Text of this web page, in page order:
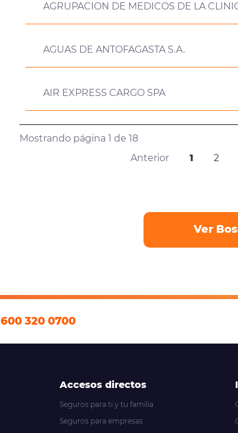
AGRUPACION DE MEDICOS DE LA
AGUAS DE ANTOFAGASTA S.A.
AIR EXPRESS CARGO SPA
Mostrando página 1 de 18
Anterior
1 2
Ver
600 320 0700
Accesos directos
Seguros para ti y tu familia
Seguros para empresas